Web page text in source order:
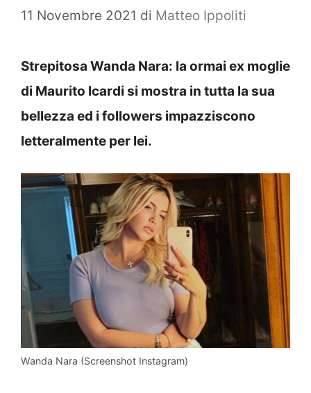
11 Novembre 2021 di Matteo Ippoliti
Strepitosa Wanda Nara: la ormai ex moglie
di Maurito Icardi si mostra in tutta la sua
bellezza ed i followers impazziscono
letteralmente per lei.
Wanda Nara (Screenshot Instagram)